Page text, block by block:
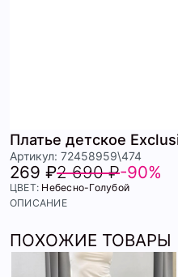
Платье детское
Артикул: 72458959\474
269 ₽2 690 ₽-90%
ЦВЕТ: Небесно-Голубой
ОПИСАНИЕ
ПОХОЖИЕ ТОВАРЫ